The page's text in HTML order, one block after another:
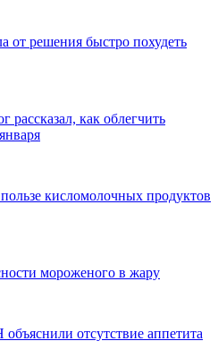
от решения быстро похудеть
рассказал, как облегчить
пользе кисломолочных продуктов
мороженого в жару
отсутствие аппетита